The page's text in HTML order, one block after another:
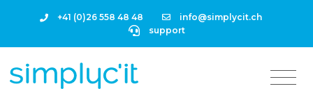
+41 (0)26 558 48 48
info@simplycit.ch
support